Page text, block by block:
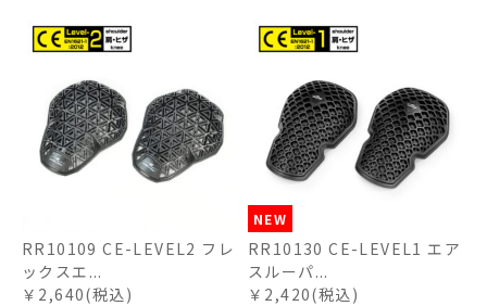
RR10109 CE-LEVEL2 フレ
ックスエ...
￥2,640(税込)
NEW
RR10130 CE-LEVEL1 エア
スルーパ...
￥2,420(税込)